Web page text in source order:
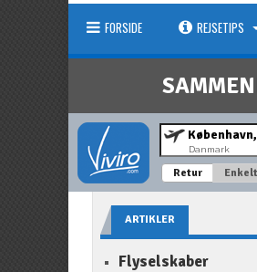
FORSIDE REJSETIPS
Danmark
Retur Enkelt
ARTIKLER
Flyselskaber